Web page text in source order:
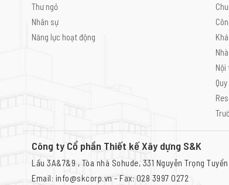
Thư ngỏ
Nhân sự
Năng lực hoạt động
Công ty Cổ phần Thiết kế Xây dựng S&K
Lầu 3A&7&9 , Tòa nhà Sohude, 331 Nguyễn Trọng
Email: info@skcorp.vn - Fax: 028 3997 0272